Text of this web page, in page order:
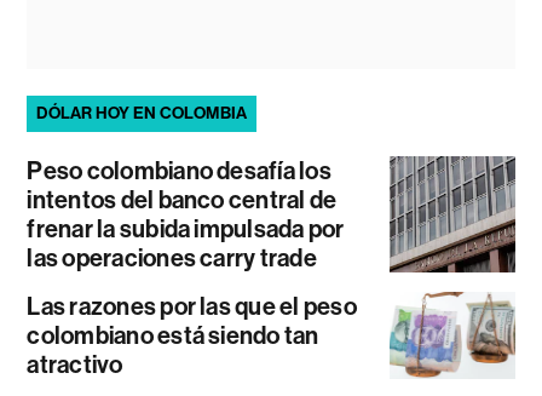
DÓLAR HOY EN COLOMBIA
Peso colombiano desafía los
intentos del banco central de
frenar la subida impulsada por
las operaciones carry trade
Las razones por las que el peso
colombiano está siendo tan
atractivo